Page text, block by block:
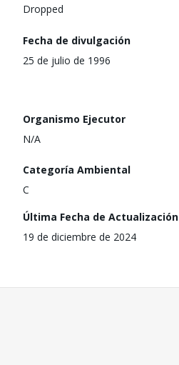
Dropped
Fecha de divulgación
25 de julio de 1996
Organismo Ejecutor
N/A
Categoría Ambiental
C
Última Fecha de Actualización
19 de diciembre de 2024